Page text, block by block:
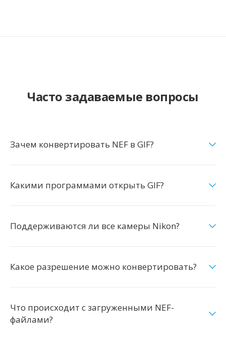
Часто задаваемые вопросы
Зачем конвертировать NEF в GIF?
Какими программами открыть GIF?
Поддерживаются ли все камеры Nikon?
Какое разрешение можно конвертировать?
Что происходит с загруженными NEF-
файлами?